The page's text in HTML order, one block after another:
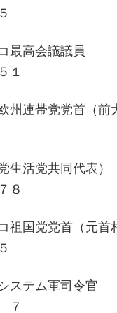
コ最高会議議員
州連帯党党首（前
党生活党共同代
祖国党党首（元首
システム軍司令